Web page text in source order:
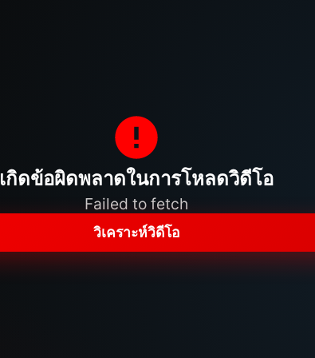
เกิดข้อผิดพลาดในการโหลดวิดีโอ
Failed to fetch
วิเคราะห์วิดีโอ